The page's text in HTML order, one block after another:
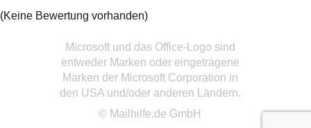
(Keine Bewertung vorhanden)
Microsoft und das Office-Logo sind
entweder Marken oder eingetragene
Marken der Microsoft Corporation in
den USA und/oder anderen Ländern.
© Mailhilfe.de GmbH